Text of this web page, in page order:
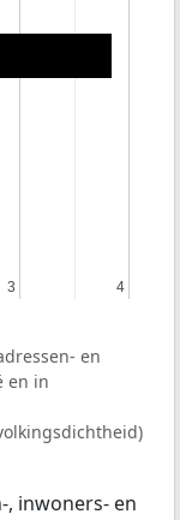
3
3 4
4
en
en in
inwoners- en